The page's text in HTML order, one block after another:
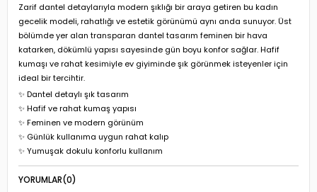
Zarif dantel detaylarıyla modern şıklığı bir araya getiren bu kadın
gecelik modeli, rahatlığı ve estetik görünümü aynı anda sunuyor. Üst
bölümde yer alan transparan dantel tasarım feminen bir hava
katarken, dökümlü yapısı sayesinde gün boyu konfor sağlar. Hafif
kumaşı ve rahat kesimiyle ev giyiminde şık görünmek isteyenler için
ideal bir tercihtir.
✨ Dantel detaylı şık tasarım
✨ Hafif ve rahat kumaş yapısı
✨ Feminen ve modern görünüm
✨ Günlük kullanıma uygun rahat kalıp
✨ Yumuşak dokulu konforlu kullanım
YORUMLAR(0)